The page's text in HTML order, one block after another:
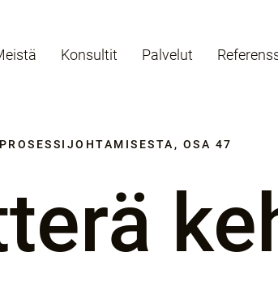
Konsultit Palvelut
OSA 47